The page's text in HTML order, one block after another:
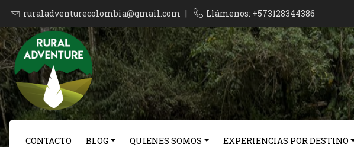
ruraladventurecolombia@gmail.com | Llámenos: +573128344386
CONTACTO BLOG QUIENES SOMOS EXPERIENCIAS POR DESTINO